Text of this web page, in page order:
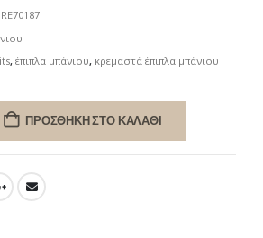
, έπιπλα μπάνιου, κρεμαστά έπιπλα μπάνιου
ΠΡΟΣΘΉΚΗ ΣΤΟ ΚΑΛΆΘΙ